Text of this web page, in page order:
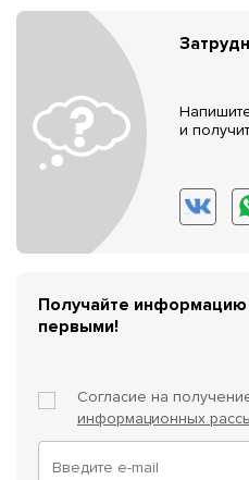
и
Получайте информацию
первыми!
Согласие на
информационных